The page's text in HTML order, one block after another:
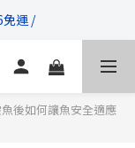
免運 /
免運 /
惠 /
後如何讓魚安全適應